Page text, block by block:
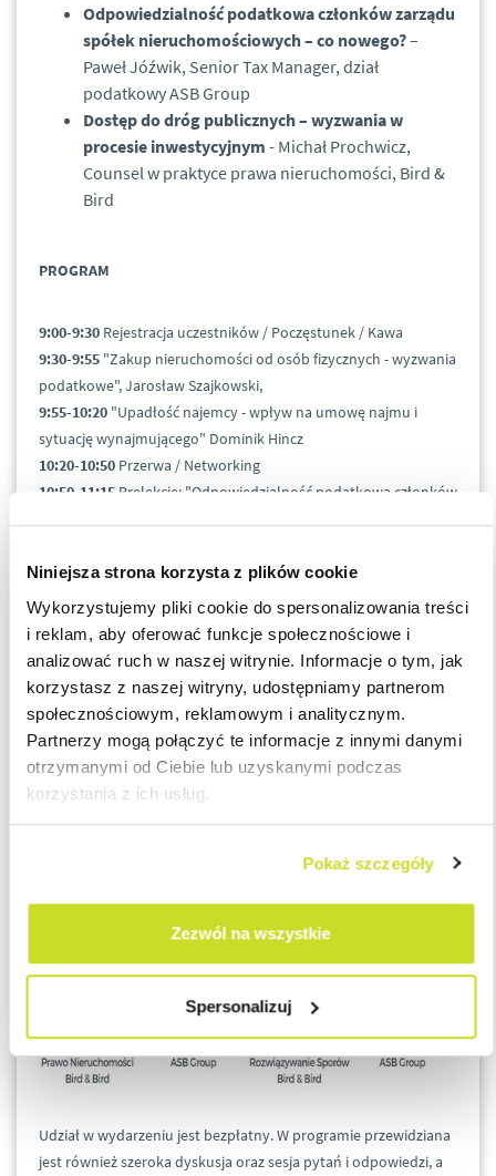
Niniejsza strona korzysta z plików cookie
Wykorzystujemy pliki cookie do spersonalizowania treści
i reklam, aby oferować funkcje społecznościowe i
analizować ruch w naszej witrynie. Informacje o tym, jak
korzystasz z naszej witryny, udostępniamy partnerom
społecznościowym, reklamowym i analitycznym.
Partnerzy mogą połączyć te informacje z innymi danymi
otrzymanymi od Ciebie lub uzyskanymi podczas
korzystania z ich usług.
Pokaż szczegóły
Zezwól na wszystkie
Spersonalizuj
Odpowiedzialność podatkowa członków zarządu
spółek nieruchomościowych – co nowego?–
Paweł Jóźwik, Senior Tax Manager, dział
podatkowy ASB Group
Dostęp do dróg publicznych – wyzwania w
procesie inwestycyjnym - Michał Prochwicz,
Counsel w praktyce prawa nieruchomości, Bird &
Bird
PROGRAM
9:00-9:30 Rejestracja uczestników / Poczęstunek / Kawa
9:30-9:55 "Zakup nieruchomości od osób fizycznych - wyzwania
podatkowe", Jarosław Szajkowski,
9:55-10:20 "Upadłość najemcy - wpływ na umowę najmu i
sytuację wynajmującego" Dominik Hincz
10:20-10:50 Przerwa / Networking
10:50-11:15 Prelekcje: "Odpowiedzialność podatkowa członków
11:15-11:40"Dostęp do dróg publicznych - wyzwania w
procesie inwestycyjnym" Michał Prochwicz
11:40 - 12:00
Networking
12:00
Zakończenie
PRELEGENCI
Spotkanie odbędzie się w formule seminarium, z udziałem
prawników z kancelarii Bird & Bird oraz ekspertów
Udział w wydarzeniu jest bezpłatny. W programie przewidziana
jest również szeroka dyskusja oraz sesja pytań i odpowiedzi, a